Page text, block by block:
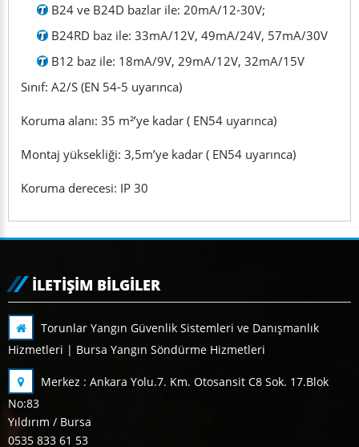
B24 ve B24D bazlar ile: 20mA/12-30V;
B24RD baz ile: 33mA/12V, 49mA/24V, 57mA/30V
B12 baz ile: 18mA/9V, 29mA/12V, 32mA/15V
Sınıf: A2/S (EN 54-5 uyarınca)
Koruma alanı: 35 m²’ye kadar ( EN54 uyarınca)
Montaj yüksekliği: 3,5m’ye kadar ( EN54 uyarınca)
Koruma derecesi: IP 30
İLETIŞIM BILGILER
Torunlar Yangın Güvenlik Sistemleri ve Danışmanlık
Hizmetleri | Bursa Yangın Söndürme Hizmetleri
Merkez : Ankara Yolu.7. Km. Otosansit C8 Sok. 17.Blok
No:83
Yıldırım / Bursa
0535 833 61 53